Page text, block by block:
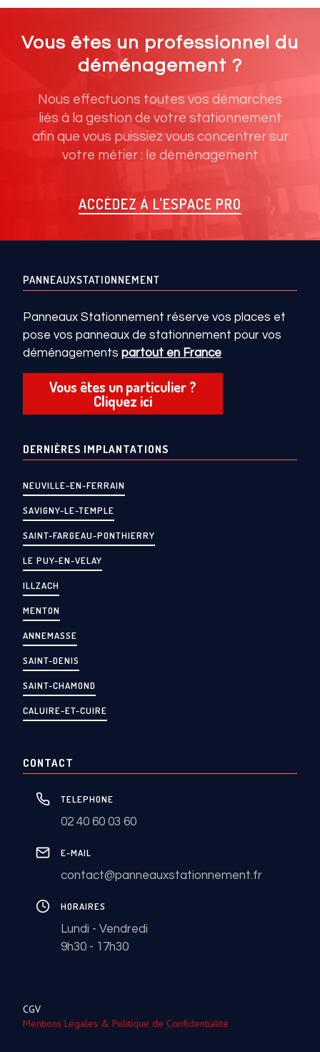
Vous êtes un professionnel du
déménagement ?
Nous effectuons toutes vos démarches
liés à la gestion de votre stationnement
afin que vous puissiez vous concentrer sur
votre métier : le déménagement
ACCÉDEZ À L'ESPACE PRO
PANNEAUXSTATIONNEMENT
Panneaux Stationnement réserve vos places et
pose vos panneaux de stationnement pour vos
déménagementspartout en France
Vous êtes un particulier ?
Cliquez ici
DERNIÈRES IMPLANTATIONS
NEUVILLE-EN-FERRAIN
SAVIGNY-LE-TEMPLE
SAINT-FARGEAU-PONTHIERRY
LE PUY-EN-VELAY
ILLZACH
MENTON
ANNEMASSE
SAINT-DENIS
SAINT-CHAMOND
CALUIRE-ET-CUIRE
CONTACT
TELEPHONE
02 40 60 03 60
E-MAIL
contact@panneauxstationnement.fr
HORAIRES
Lundi - Vendredi
9h30 - 17h30
CGV
Mentions Légales & Politique de Confidentialité